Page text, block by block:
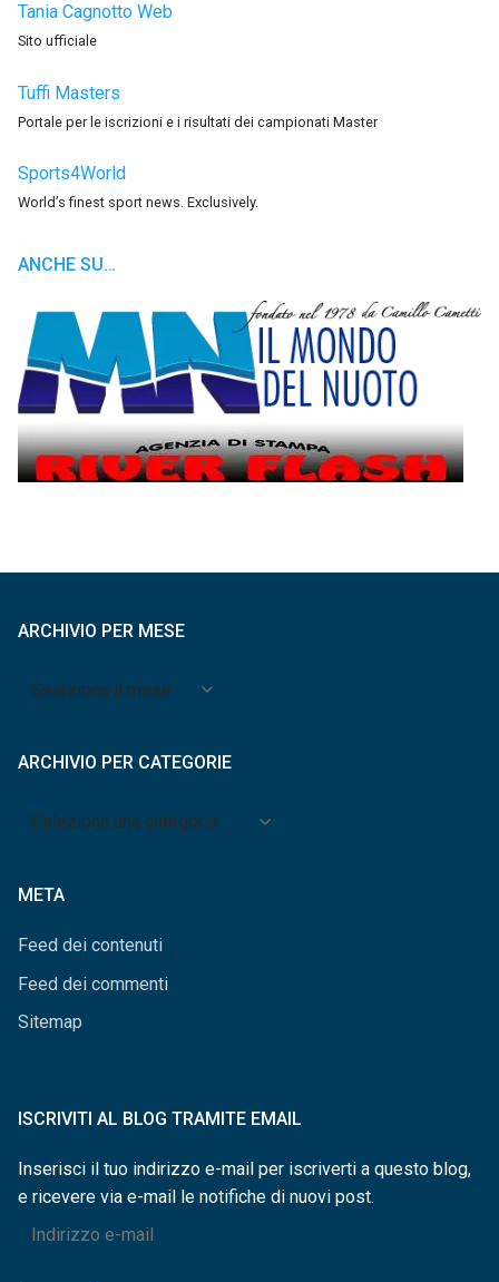
Tania Cagnotto Web
Sito ufficiale
Tuffi Masters
Portale per le iscrizioni e i risultati dei campionati Master
Sports4World
World’s finest sport news. Exclusively.
ANCHE SU…
ARCHIVIO PER MESE
Archivio
ARCHIVIO PER CATEGORIE
Archivio
META
Feed dei contenuti
Feed dei commenti
Sitemap
ISCRIVITI AL BLOG TRAMITE EMAIL
Inserisci il tuo indirizzo e-mail per iscriverti a questo blog,
e ricevere via e-mail le notifiche di nuovi post.
Indirizzo